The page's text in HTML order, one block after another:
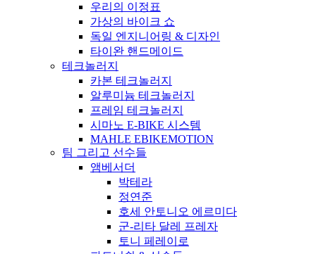
우리의 이정표
가상의 바이크 쇼
독일 엔지니어링 & 디자인
타이완 핸드메이드
테크놀러지
카본 테크놀러지
알루미늄 테크놀러지
프레임 테크놀러지
시마노 E-BIKE 시스템
MAHLE EBIKEMOTION
팀 그리고 선수들
앰베서더
박테라
정연준
호세 안토니오 에르미다
군-리타 달레 프레자
토니 페레이로